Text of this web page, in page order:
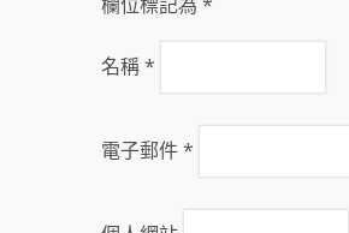
名稱*
電子郵件*